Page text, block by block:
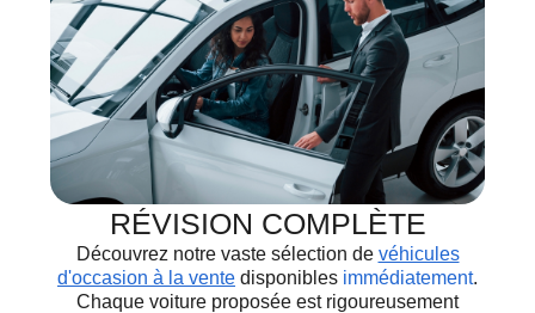
RÉVISION COMPLÈTE
Découvrez notre vaste sélection de véhicules
d'occasion à la vente disponibles immédiatement.
Chaque voiture proposée est rigoureusement